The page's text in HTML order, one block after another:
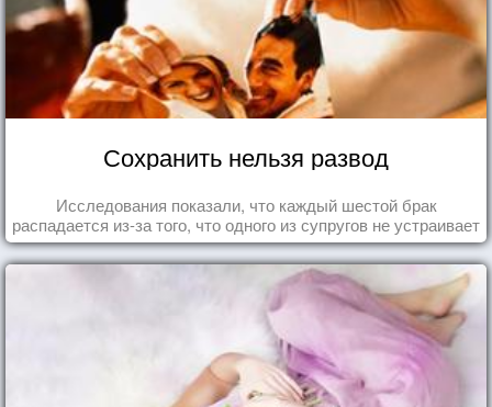
Сохранить нельзя развод
Исследования показали, что каждый шестой брак
распадается из-за того, что одного из супругов не устраивает
та роль, которая выпала ему в семье.